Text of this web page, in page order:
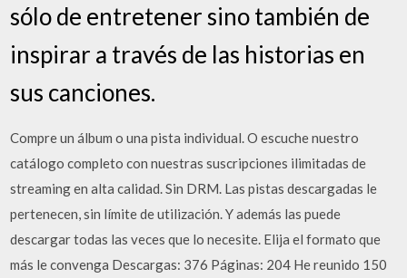
sólo de entretener sino también de
inspirar a través de las historias en
sus canciones.
Compre un álbum o una pista individual. O escuche nuestro
catálogo completo con nuestras suscripciones ilimitadas de
streaming en alta calidad. Sin DRM. Las pistas descargadas le
pertenecen, sin límite de utilización. Y además las puede
descargar todas las veces que lo necesite. Elija el formato que
más le convenga Descargas: 376 Páginas: 204 He reunido 150